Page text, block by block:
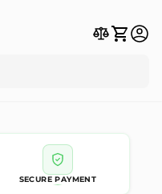
SECURE PAYMENT